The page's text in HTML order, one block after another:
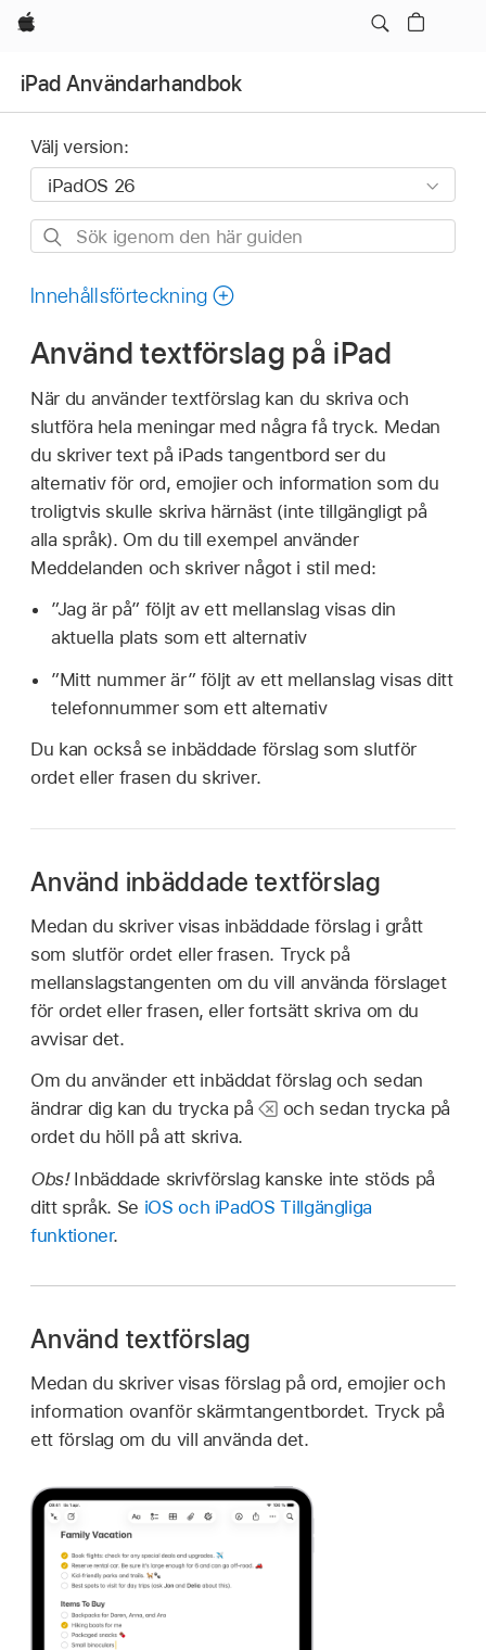
Apple
iPad Användarhandbok
Välj version:
Sök
den
guiden
Innehållsförteckning
Använd textförslag på iPad
När du använder textförslag kan du skriva och
slutföra hela meningar med några få tryck. Medan
du skriver text på iPads tangentbord ser du
alternativ för ord, emojier och information som du
troligtvis skulle skriva härnäst (inte tillgängligt på
alla språk). Om du till exempel använder
Meddelanden och skriver något i stil med:
”Jag är på” följt av ett mellanslag visas din
aktuella plats som ett alternativ
”Mitt nummer är” följt av ett mellanslag visas ditt
telefonnummer som ett alternativ
Du kan också se inbäddade förslag som slutför
ordet eller frasen du skriver.
Använd inbäddade textförslag
Medan du skriver visas inbäddade förslag i grått
som slutför ordet eller frasen. Tryck på
mellanslagstangenten om du vill använda förslaget
för ordet eller frasen, eller fortsätt skriva om du
avvisar det.
Om du använder ett inbäddat förslag och sedan
ändrar dig kan du trycka på
och sedan trycka på
ordet du höll på att skriva.
Obs! Inbäddade skrivförslag kanske inte stöds på
ditt språk. Se iOS och iPadOS Tillgängliga
funktioner.
Använd textförslag
Medan du skriver visas förslag på ord, emojier och
information ovanför skärmtangentbordet. Tryck på
ett förslag om du vill använda det.